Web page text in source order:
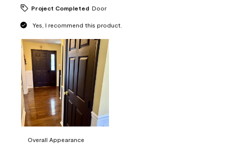
Project Completed Door
Yes, I recommend this product.
Overall Appearance